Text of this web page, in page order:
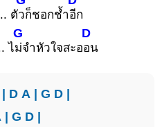
ตัวก็ชอกช้ำอีก
ไ
G
ม่จำหัวใจสะอ
D
อน
D A | G D|
| G D |